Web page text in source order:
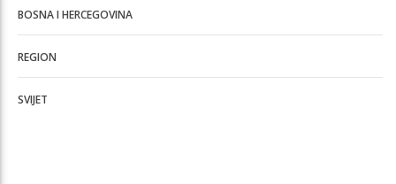
BOSNA I HERCEGOVINA
REGION
SVIJET